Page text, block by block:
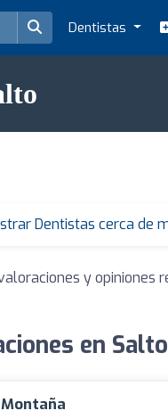
Dentistas
Dentistas cerca de
y opiniones
en Salto